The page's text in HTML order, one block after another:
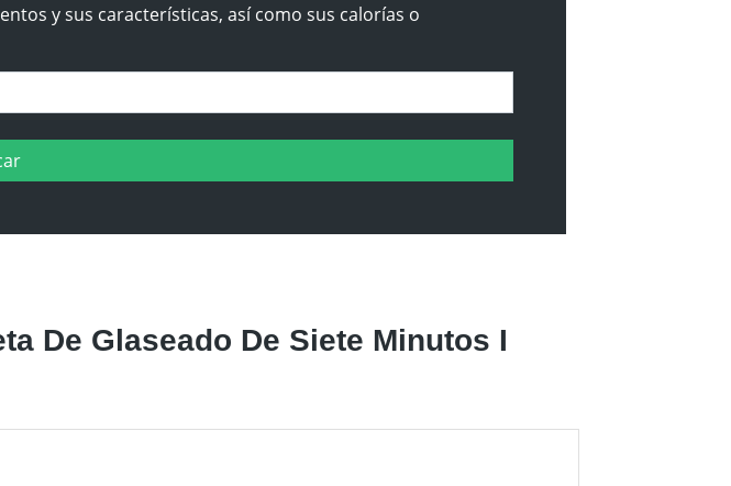
y sus características, así como sus calorías o
De Glaseado De Siete Minutos I